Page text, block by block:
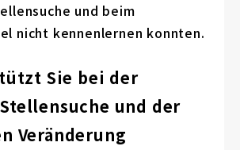
und beim
nicht kennenlernen konnten.
Sie bei der
und der
Veränderung